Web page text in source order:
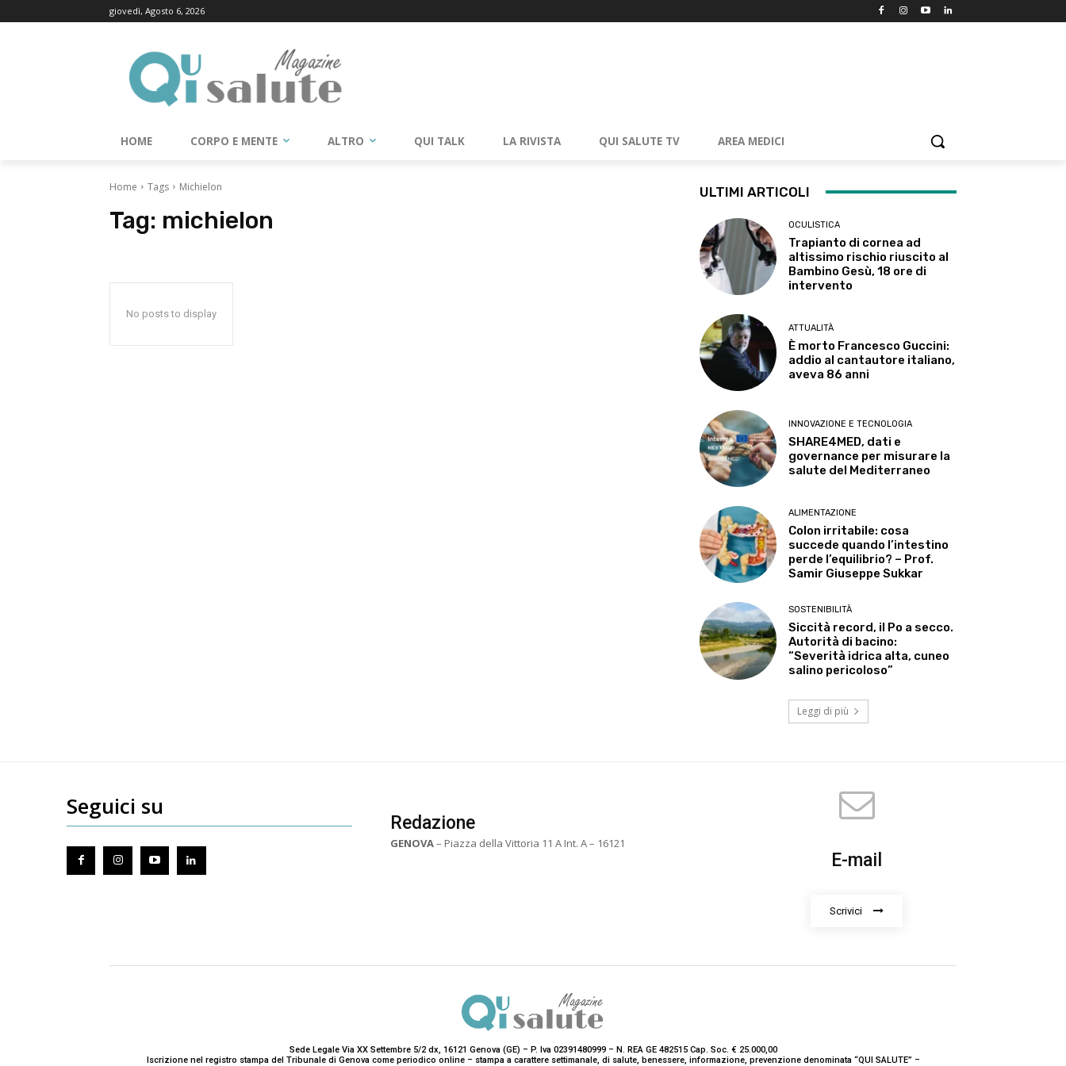
giovedì, Agosto 6, 2026
HOME CORPO E MENTE ALTRO QUI TALK LA RIVISTA QUI SALUTE TV AREA MEDICI
Home Tags Michielon
Tag: michielon
No posts to display
ULTIMI ARTICOLI
OCULISTICA
Trapianto di cornea ad
altissimo rischio riuscito al
Bambino Gesù, 18 ore di
intervento
ATTUALITÀ
È morto Francesco Guccini:
addio al cantautore italiano,
aveva 86 anni
INNOVAZIONE E TECNOLOGIA
SHARE4MED, dati e
governance per misurare la
salute del Mediterraneo
ALIMENTAZIONE
Colon irritabile: cosa
succede quando l’intestino
perde l’equilibrio? – Prof.
Samir Giuseppe Sukkar
SOSTENIBILITÀ
Siccità record, il Po a secco.
Autorità di bacino:
“Severità idrica alta, cuneo
salino pericoloso”
Leggi di più
Seguici su
Redazione
GENOVA– Piazza della Vittoria 11 A Int. A – 16121
E-mail
Scrivici
Sede Legale Via XX Settembre 5/2 dx, 16121 Genova (GE) – P. Iva 02391480999 – N. REA GE 482515 Cap. Soc. € 25.000,00
Iscrizione nel registro stampa del Tribunale di Genova come periodico online – stampa a carattere settimanale, di salute, benessere, informazione, prevenzione denominata “QUI SALUTE” –